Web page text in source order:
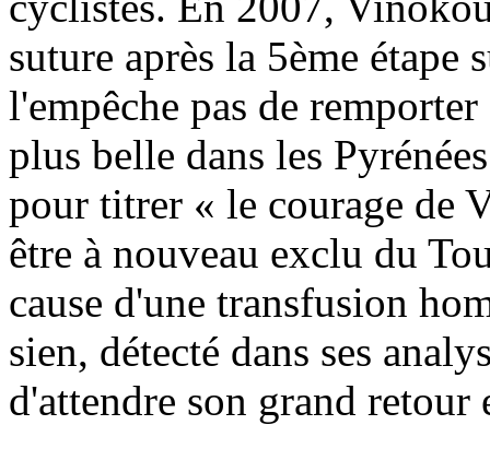
suture après la 5ème étape
l'empêche pas de
plus belle dans les
pour titrer « le courage de
être à nouveau exclu du
cause d'une transfusion
sien, détecté dans ses
d'attendre son grand retour